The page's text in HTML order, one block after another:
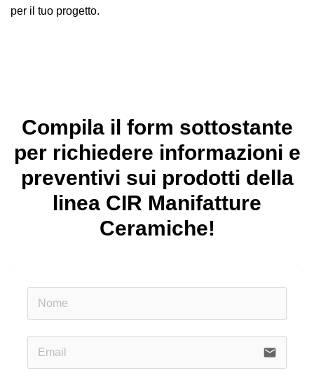
per il tuo progetto.
Compila il form sottostante
per richiedere informazioni e
preventivi sui prodotti della
linea CIR Manifatture
Ceramiche!
email